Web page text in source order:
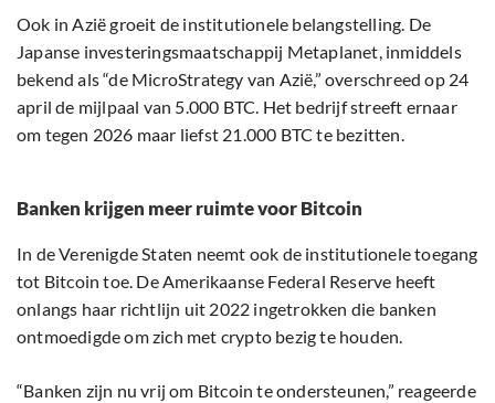
Ook in Azië groeit de institutionele belangstelling. De
Japanse investeringsmaatschappij Metaplanet, inmiddels
bekend als “de MicroStrategy van Azië,” overschreed op 24
april de mijlpaal van 5.000 BTC. Het bedrijf streeft ernaar
om tegen 2026 maar liefst 21.000 BTC te bezitten.
Banken krijgen meer ruimte voor Bitcoin
In de Verenigde Staten neemt ook de institutionele toegang
tot Bitcoin toe. De Amerikaanse Federal Reserve heeft
onlangs haar richtlijn uit 2022 ingetrokken die banken
ontmoedigde om zich met crypto bezig te houden.
“Banken zijn nu vrij om Bitcoin te ondersteunen,” reageerde